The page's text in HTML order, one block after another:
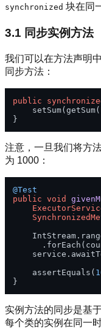
synchronized 块在同
3.1 同步实例方法
我们可以在方法声明
同步方法：
public
注意，一旦我们将方
为 1000：
@Test
public void
    assertEquals(
实例方法的同步是基
每个类的实例在同一